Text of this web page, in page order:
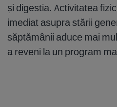
și digestia. Activitatea
imediat asupra stării
săptămânii aduce mai
a reveni la un program